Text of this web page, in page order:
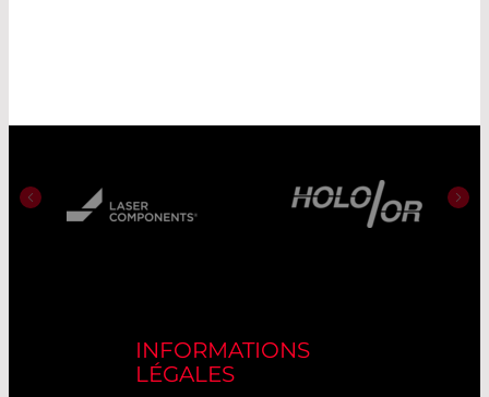
INFORMATIONS
LÉGALES